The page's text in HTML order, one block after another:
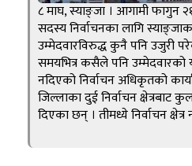
८ माघ, स्याङ्जा । आगामी फागुन
सदस्य निर्वाचनका लागि
उम्मेदवारविरुद्ध कुनै पनि उजुरी
समयभित्र कसैले पनि उम्मेदवारको
नदिएको निर्वाचन अधिकृतको
जिल्लाका दुई निर्वाचन क्षेत्रबाट
दिएका छन् । तीमध्ये निर्वाचन